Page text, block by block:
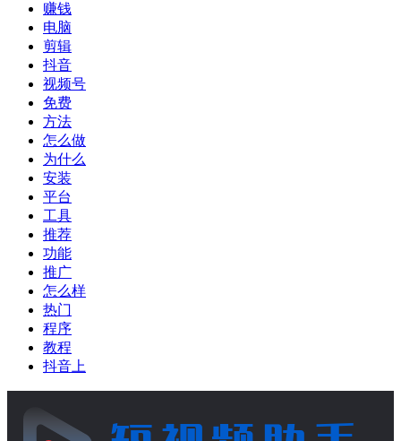
赚钱
电脑
剪辑
抖音
视频号
免费
方法
怎么做
为什么
安装
平台
工具
推荐
功能
推广
怎么样
热门
程序
教程
抖音上